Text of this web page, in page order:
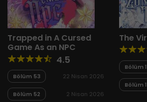
Trapped in A Cursed
Game As an NPC
4.5
Bölüm 53 22 Nisan 2026
Bölüm 52 2 Nisan 2026
The
Bölüm
Bölüm